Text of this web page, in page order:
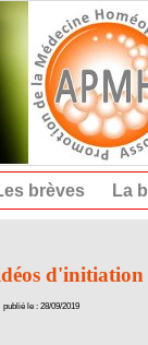
brèves La
publié le : 28/09/2019